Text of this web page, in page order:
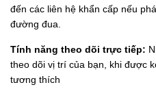
đến các liên hệ khẩn cấp nếu
đường đua.
Tính năng theo dõi trực tiếp:
theo dõi vị trí của bạn, khi được
tương thích